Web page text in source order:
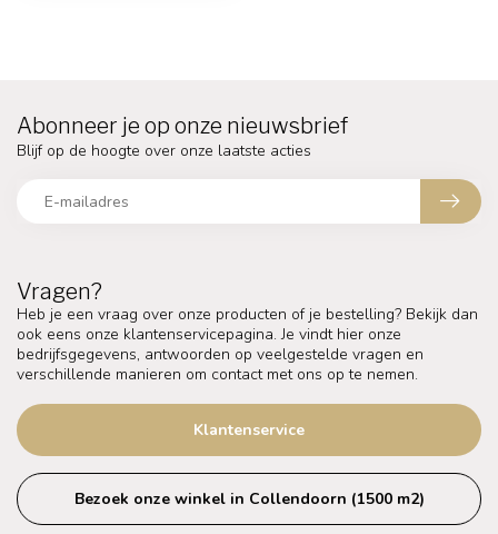
Vragen?
Heb je een vraag over onze producten of je bestelling? Bekijk dan
ook eens onze klantenservicepagina. Je vindt hier onze
bedrijfsgegevens, antwoorden op veelgestelde vragen en
verschillende manieren om contact met ons op te nemen.
Klantenservice
Bezoek onze winkel in Collendoorn (1500 m2)
Abonneer je op onze nieuwsbrief
Blijf op de hoogte over onze laatste acties